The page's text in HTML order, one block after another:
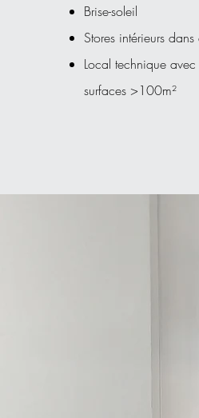
Brise-soleil
Stores intérieurs
Local technique
surfaces >100m²